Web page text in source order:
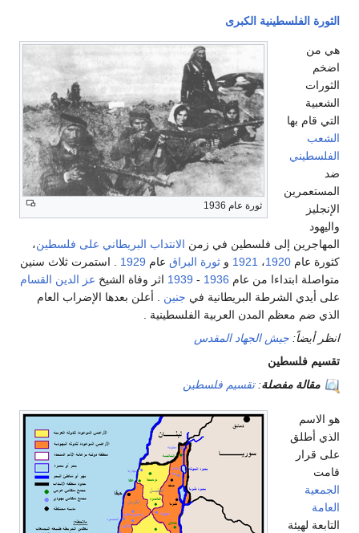
الكبرى
ثورة عام 1936
إلى فلسطين في زمنالانتداب البريطاني على فلسطين،
1920،1921 وثورة البراق عام 1929 . استمرت ثلاث سنين
من عام1936
-
1939 اثر وفاة الشيخعز الدين القسام
الشرطة البريطانية فيجنين. أعلن بعدها الإضراب العام
المدن العربية الفلسطينية .
جيش الجهاد المقدس
مفصلة :تقسيم فلسطين